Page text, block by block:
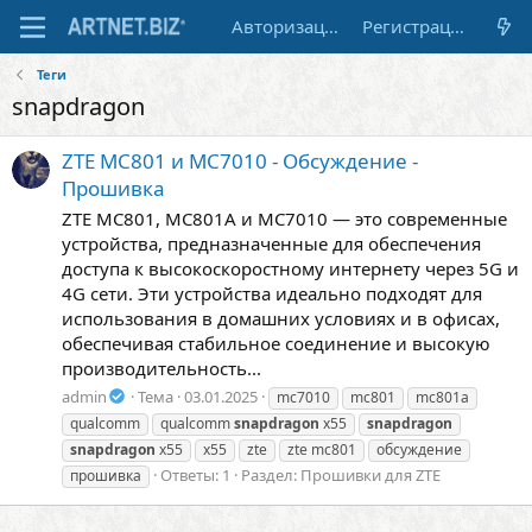
Авторизация Регистрация
Теги
snapdragon
ZTE MC801 и MC7010 - Обсуждение -
Прошивка
ZTE MC801, MC801A и MC7010 — это современные
устройства, предназначенные для обеспечения
доступа к высокоскоростному интернету через 5G и
4G сети. Эти устройства идеально подходят для
использования в домашних условиях и в офисах,
обеспечивая стабильное соединение и высокую
производительность...
admin Тема 03.01.2025 mc7010 mc801
mc801a
qualcomm
qualcommsnapdragon x55
snapdragon
snapdragon x55 x55 zte zte mc801
обсуждение
прошивка
Ответы: 1 Раздел: Прошивки для ZTE